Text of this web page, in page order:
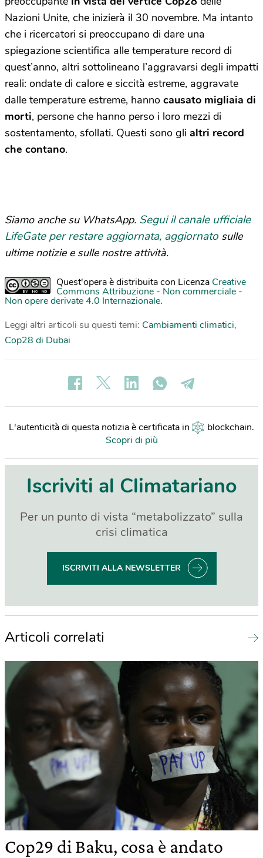
Nazioni Unite, che inizierà il 30 novembre. Ma intanto
che i ricercatori si preoccupano di dare una
spiegazione scientifica alle temperature record di
quest’anno, altri sottolineano l’aggravarsi degli impatti
reali: ondate di calore e siccità estreme, aggravate
dalle temperature estreme, hanno causato migliaia di
morti, persone che hanno perso i loro mezzi di
sostentamento, sfollati. Questi sono gli altri record
che contano.
Siamo anche su WhatsApp. Segui il canale ufficiale
LifeGate per restare aggiornata, aggiornato sulle
ultime notizie e sulle nostre attività.
Quest'opera è distribuita con Licenza Creative
Commons Attribuzione - Non commerciale -
Non opere derivate 4.0 Internazionale.
Leggi altri articoli su questi temi: Cambiamenti climatici,
Cop28 di Dubai
L'autenticità di questa notizia è certificata in blockchain.
Scopri di più
Iscriviti al Climatariano
Per un punto di vista “metabolizzato” sulla
crisi climatica
ISCRIVITI ALLA NEWSLETTER
Articoli correlati
Cop29 di Baku, cosa è andato